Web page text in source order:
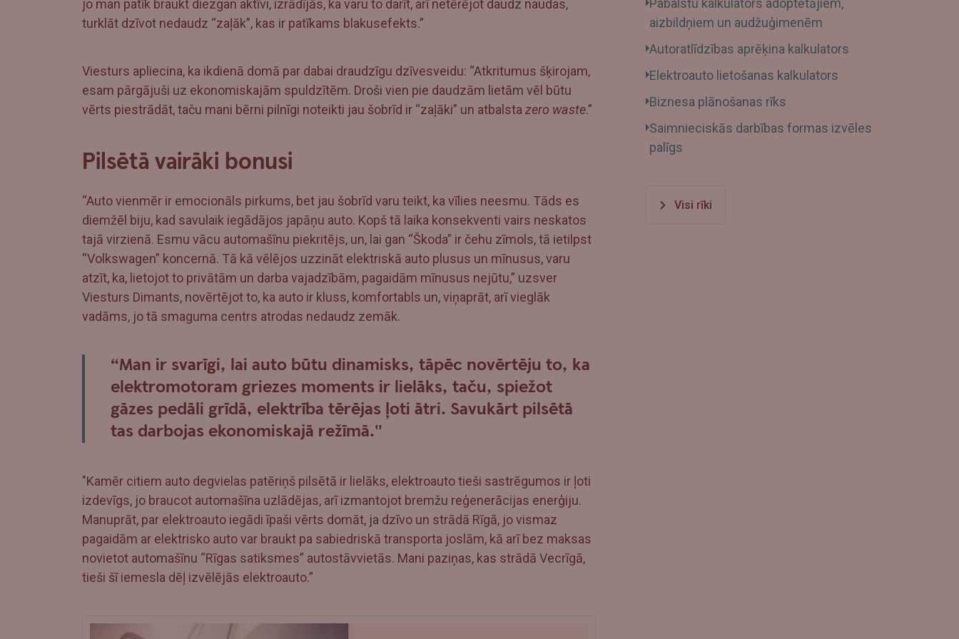
jo man patīk braukt diezgan aktīvi, izrādījās, ka varu to darīt, arī netērējot daudz naudas,
turklāt dzīvot nedaudz “zaļāk”, kas ir patīkams blakusefekts.”
Viesturs apliecina, ka ikdienā domā par dabai draudzīgu dzīvesveidu: “Atkritumus šķirojam,
esam pārgājuši uz ekonomiskajām spuldzītēm. Droši vien pie daudzām lietām vēl būtu
vērts piestrādāt, taču mani bērni pilnīgi noteikti jau šobrīd ir “zaļāki” un atbalsta zero waste.”
Pilsētā vairāki bonusi
“Auto vienmēr ir emocionāls pirkums, bet jau šobrīd varu teikt, ka vīlies neesmu. Tāds es
diemžēl biju, kad savulaik iegādājos japāņu auto. Kopš tā laika konsekventi vairs neskatos
tajā virzienā. Esmu vācu automašīnu piekritējs, un, lai gan “Škoda” ir čehu zīmols, tā ietilpst
“Volkswagen” koncernā. Tā kā vēlējos uzzināt elektriskā auto plusus un mīnusus, varu
atzīt, ka, lietojot to privātām un darba vajadzībām, pagaidām mīnusus nejūtu,” uzsver
Viesturs Dimants, novērtējot to, ka auto ir kluss, komfortabls un, viņaprāt, arī vieglāk
vadāms, jo tā smaguma centrs atrodas nedaudz zemāk.
“Man ir svarīgi, lai auto būtu dinamisks, tāpēc novērtēju to, ka
elektromotoram griezes moments ir lielāks, taču, spiežot
gāzes pedāli grīdā, elektrība tērējas ļoti ātri. Savukārt pilsētā
tas darbojas ekonomiskajā režīmā."
"Kamēr citiem auto degvielas patēriņš pilsētā ir lielāks, elektroauto tieši sastrēgumos ir ļoti
izdevīgs, jo braucot automašīna uzlādējas, arī izmantojot bremžu reģenerācijas enerģiju.
Manuprāt, par elektroauto iegādi īpaši vērts domāt, ja dzīvo un strādā Rīgā, jo vismaz
pagaidām ar elektrisko auto var braukt pa sabiedriskā transporta joslām, kā arī bez maksas
novietot automašīnu “Rīgas satiksmes” autostāvvietās. Mani paziņas, kas strādā Vecrīgā,
tieši šī iemesla dēļ izvēlējās elektroauto.”
Pabalstu kalkulators adoptētājiem,
aizbildņiem un audžuģimenēm
Autoratlīdzības aprēķina kalkulators
Elektroauto lietošanas kalkulators
Biznesa plānošanas rīks
Saimnieciskās darbības formas izvēles
palīgs
Visi rīki